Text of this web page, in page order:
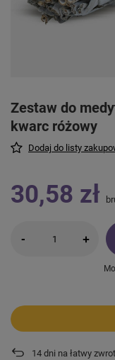
Zestaw do
kwarc różowy
Dodaj do listy
30,58 zł
- +
14 dni na łatwy zwrot